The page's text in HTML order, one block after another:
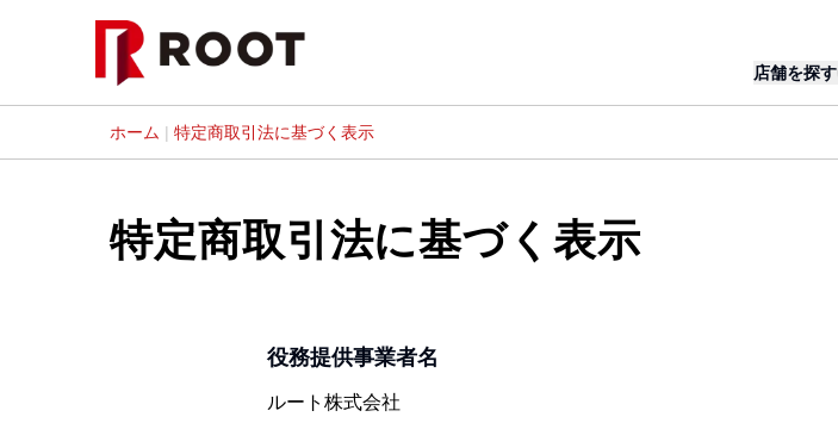
店舗を探す
ホーム | 特定商取引法に基づく表示
特定商取引法に基づく表示
役務提供事業者名
ルート株式会社